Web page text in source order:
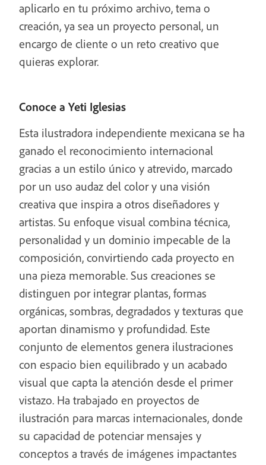
aplicarlo en tu próximo archivo, tema o
creación, ya sea un proyecto personal, un
encargo de cliente o un reto creativo que
quieras explorar.
Conoce a Yeti Iglesias
Esta ilustradora independiente mexicana se ha
ganado el reconocimiento internacional
gracias a un estilo único y atrevido, marcado
por un uso audaz del color y una visión
creativa que inspira a otros diseñadores y
artistas. Su enfoque visual combina técnica,
personalidad y un dominio impecable de la
composición, convirtiendo cada proyecto en
una pieza memorable. Sus creaciones se
distinguen por integrar plantas, formas
orgánicas, sombras, degradados y texturas que
aportan dinamismo y profundidad. Este
conjunto de elementos genera ilustraciones
con espacio bien equilibrado y un acabado
visual que capta la atención desde el primer
vistazo. Ha trabajado en proyectos de
ilustración para marcas internacionales, donde
su capacidad de potenciar mensajes y
conceptos a través de imágenes impactantes